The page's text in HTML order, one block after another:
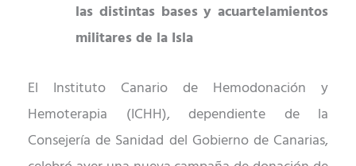
las distintas bases y acuartelamientos
militares de la Isla
El Instituto Canario de Hemodonación y
Hemoterapia (ICHH), dependiente de la
Consejería de Sanidad del Gobierno de Canarias,